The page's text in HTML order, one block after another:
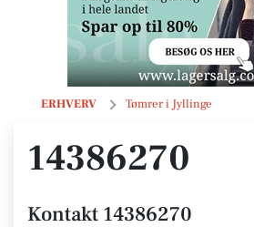
ERHVERV Tømrer i Jyllinge
14386270
14386270
Kontakt 14386270